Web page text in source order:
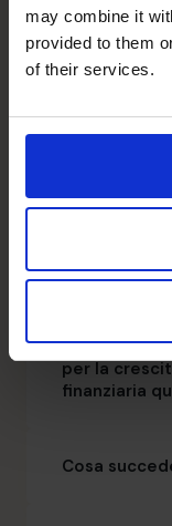
may combine it
provided to them
of their services.
Questo
attuale?
Devo
Quanto è
finanziaria
In cosa
per la
finanziaria
Cosa